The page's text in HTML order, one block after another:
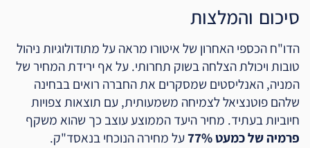
סיכום והמלצות
הדו"ח הכספי האחרון של איטורו מראה על מתודולוגיות ניהול
טובות ויכולת הצלחה בשוק תחרותי. על אף ירידת המחיר של
המניה, האנליסטים שמסקרים את החברה רואים בבחינה
שלהם פוטנציאל לצמיחה משמעותית, עם תוצאות צפויות
חיוביות בעתיד. מחיר היעד הממוצע עוצב כך שהוא משקף
פרמיה של כמעט 77%
על מחירה הנוכחי בנאסד"ק.